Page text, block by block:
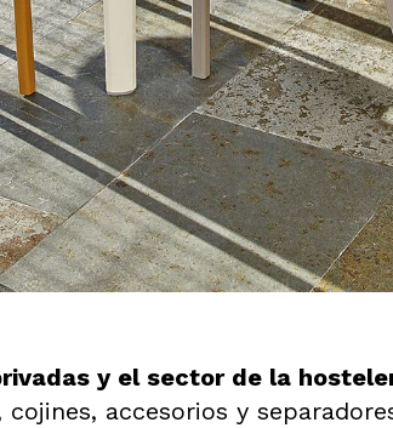
y el sector de la
accesorios y